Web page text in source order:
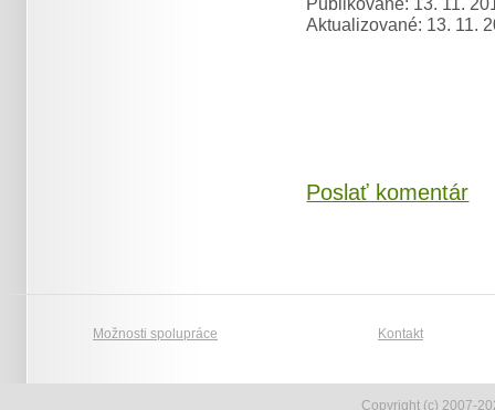
Aktualizované: 13. 11.
Poslať komentár
Možnosti spolupráce Kontakt
Copyright (c) 2007-